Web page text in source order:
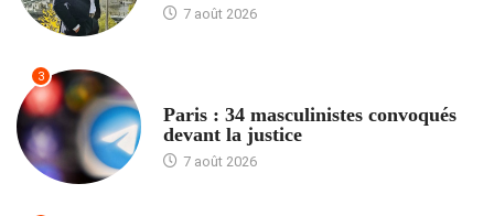
7 août 2026
3
Paris : 34 masculinistes convoqués
devant la justice
7 août 2026